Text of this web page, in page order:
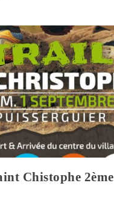
Chistophe 2ème